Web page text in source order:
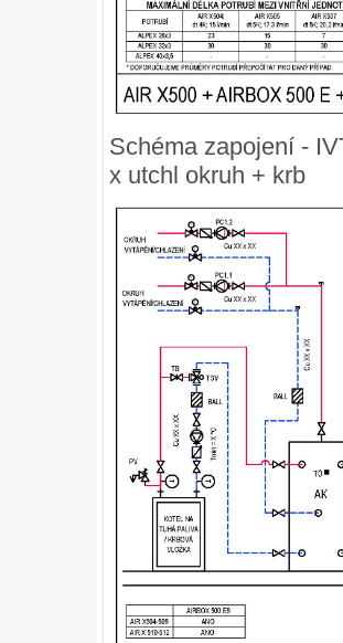
Schéma zapojení -
x utchl okruh + krb